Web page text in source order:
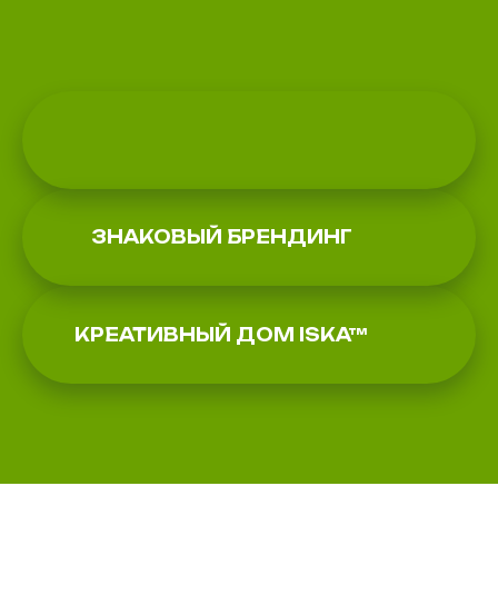
ЗНАКОВЫЙ БРЕНДИНГ
КРЕАТИВНЫЙ ДОМ ISKA™